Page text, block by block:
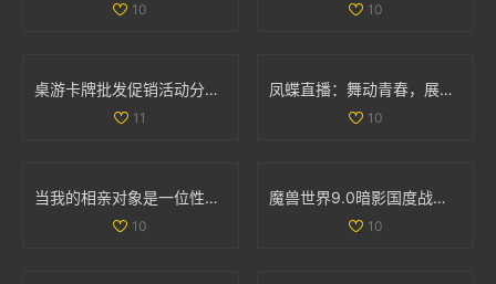
10 10
桌游卡牌批发促销活动分析及产地货源信息介绍
11
凤蝶直播：舞动青春，展现魅力人生的全新平台
10
当我的相亲对象是一位性格强硬的学生时，我该如何应对
10
魔兽世界9.0暗影国度战士职业与专精重磅调优解析
10